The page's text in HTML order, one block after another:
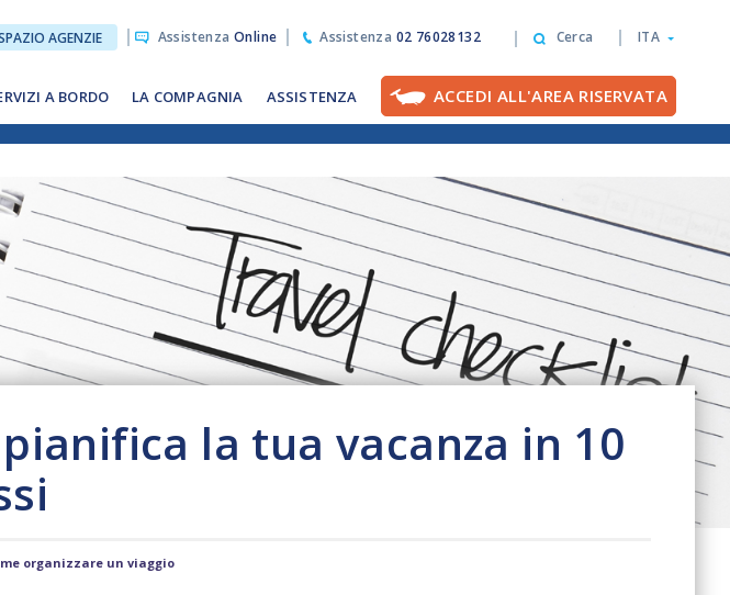
Cerca ITA
A BORDO LA COMPAGNIA ASSISTENZA ACCEDI ALL'AREA RISERVATA
AGENZIE Assistenza Online Assistenza 02 76028132
la tua vacanza in 10
organizzare un viaggio